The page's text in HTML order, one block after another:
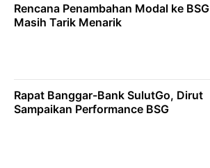
Rencana Penambahan Modal ke BSG
Masih Tarik Menarik
Rapat Banggar-Bank SulutGo, Dirut
Sampaikan Performance BSG